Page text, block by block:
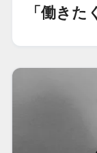
「働き